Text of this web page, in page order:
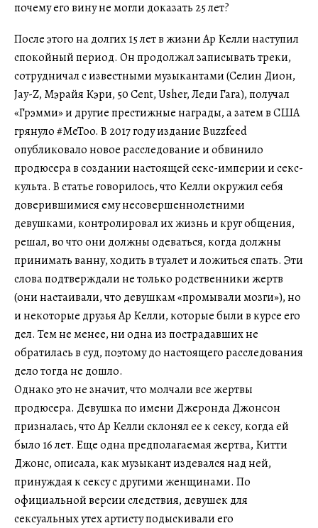
После этого на долгих 15 лет в жизни Ар Келли наступил
спокойный период. Он продолжал записывать треки,
сотрудничал с известными музыкантами (Селин Дион,
Jay-Z, Мэрайя Кэри, 50 Cent, Usher, Леди Гага), получал
«Грэмми» и другие престижные награды, а затем в США
грянуло #MeToo. В 2017 году издание Buzzfeed
опубликовало новое расследование и обвинило
продюсера в создании настоящей секс-империи и секс-
культа. В статье говорилось, что Келли окружил себя
доверившимися ему несовершеннолетними
девушками, контролировал их жизнь и круг общения,
решал, во что они должны одеваться, когда должны
принимать ванну, ходить в туалет и ложиться спать. Эти
слова подтверждали не только родственники жертв
(они настаивали, что девушкам «промывали мозги»), но
и некоторые друзья Ар Келли, которые были в курсе его
дел. Тем не менее, ни одна из пострадавших не
обратилась в суд, поэтому до настоящего расследования
дело тогда не дошло.
Однако это не значит, что молчали все жертвы
продюсера. Девушка по имени Джеронда Джонсон
призналась, что Ар Келли склонял ее к сексу, когда ей
было 16 лет. Еще одна предполагаемая жертва, Китти
Джонс, описала, как музыкант издевался над ней,
принуждая к сексу с другими женщинами. По
официальной версии следствия, девушек для
сексуальных утех артисту подыскивали его